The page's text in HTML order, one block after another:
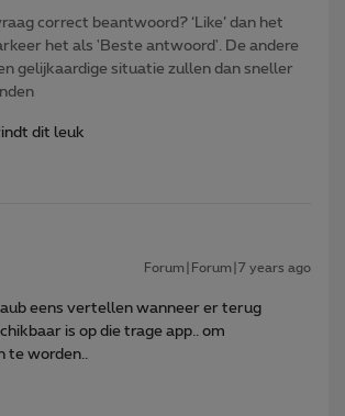
correct beantwoord? ‘Like’ dan het
het als 'Beste antwoord'. De andere
gelijkaardige situatie zullen dan sneller
dit leuk
Forum|Forum|7 years ago
aub eens vertellen wanneer er terug
is op die trage app.. om
te worden..